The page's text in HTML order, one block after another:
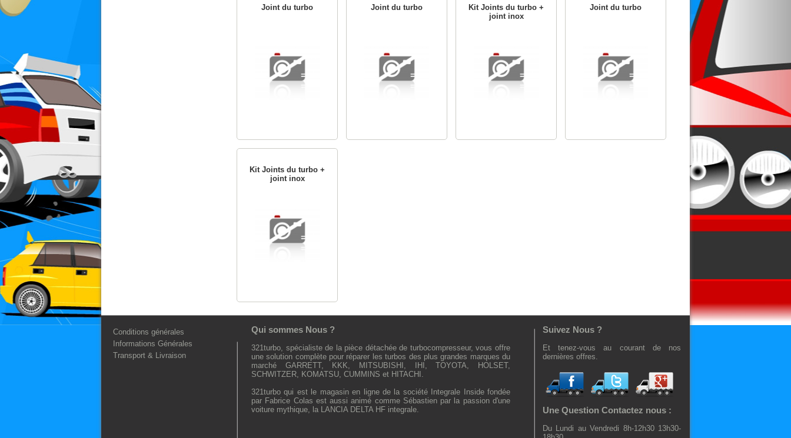
Joint du turbo Joint du turbo
Kit Joints du turbo +
joint inox
Joint du turbo
Kit Joints du turbo +
joint inox
Conditions générales
Informations Générales
Transport & Livraison
Qui sommes Nous ?
321turbo, spécialiste de la pièce détachée de turbocompresseur, vous offre
une solution complète pour réparer les turbos des plus grandes marques du
marché GARRETT, KKK, MITSUBISHI, IHI, TOYOTA, HOLSET,
SCHWITZER, KOMATSU, CUMMINS et HITACHI.
321turbo qui est le magasin en ligne de la société Integrale Inside fondée
par Fabrice Colas est aussi animé comme Sébastien par la passion d'une
voiture mythique, la LANCIA DELTA HF integrale.
Suivez Nous ?
Et tenez-vous au courant de nos
dernières offres.
Une Question Contactez nous :
Du Lundi au Vendredi 8h-12h30 13h30-